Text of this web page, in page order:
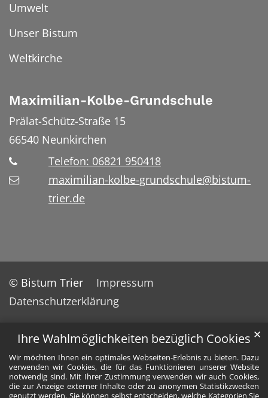
Ihre Wahlmöglichkeiten bezüglich Cookies
Wir möchten Ihnen ein optimales Webseiten-Erlebnis zu bieten. Dazu
verwenden wir Cookies, die für das Funktionieren unserer Website
notwendig sind. Mit Ihrer Zustimmung verwenden wir auch Cookies,
die zur Anzeige externer Inhalte oder zu anonymen Statistikzwecken
genutzt werden. Sie können selbst entscheiden, welche Kategorien Sie
✕
Umwelt
Unser Bistum
Weltkirche
Maximilian-Kolbe-Grundschule
Prälat-Schütz-Straße 15
66540 Neunkirchen
Telefon: 06821 950418
maximilian-kolbe-grundschule@bistum-
trier.de
© Bistum Trier
Impressum
Datenschutzerklärung